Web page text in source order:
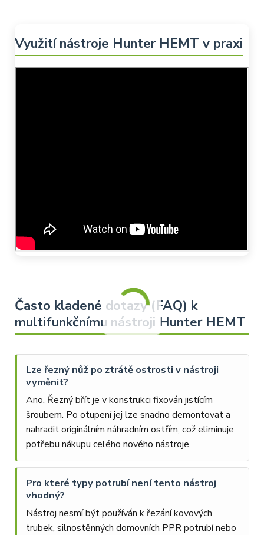
Využití nástroje Hunter HEMT v praxi
Často kladené dotazy (FAQ) k
multifunkčnímu nástroji Hunter HEMT
Lze řezný nůž po ztrátě ostrosti v nástroji
vyměnit?
Ano. Řezný břít je v konstrukci fixován jistícím
šroubem. Po otupení jej lze snadno demontovat a
nahradit originálním náhradním ostřím, což eliminuje
potřebu nákupu celého nového nástroje.
Pro které typy potrubí není tento nástroj
vhodný?
Nástroj nesmí být používán k řezání kovových
trubek, silnostěnných domovních PPR potrubí nebo